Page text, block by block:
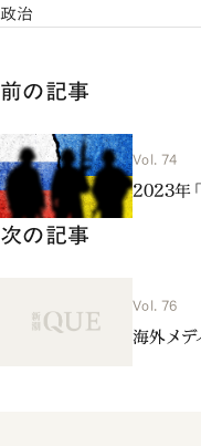
政治
前の記事
Vol. 74
2023年
次の記事
Vol. 76
海外メデ